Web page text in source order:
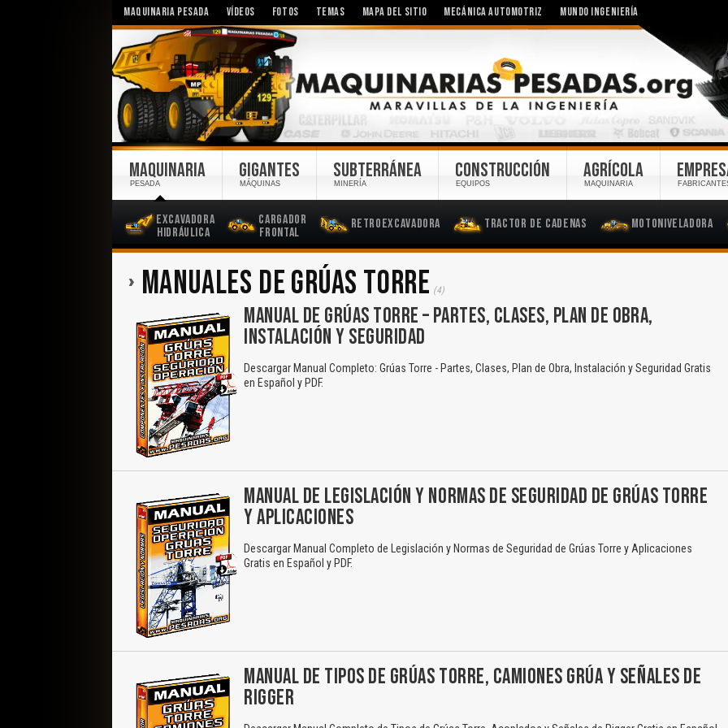
MAQUINARIA PESADA VÍDEOS FOTOS TEMAS MAPA DEL SITIO MECÁNICA AUTOMOTRIZ MUNDO INGENIERÍA
MAQUINARIA
PESADA
Excavadora
Hidráulica
Cargador
Frontal
Retroexcavadora Tractor de Cadenas Motoniveladora
GIGANTES
MÁQUINAS
SUBTERRÁNEA
MINERÍA
CONSTRUCCIÓN
EQUIPOS
AGRÍCOLA
MAQUINARIA
MANUALES DE GRÚAS TORRE (4)
MANUAL DE GRÚAS TORRE – PARTES, CLASES, PLAN DE OBRA,
INSTALACIÓN Y SEGURIDAD
Descargar Manual Completo: Grúas Torre - Partes, Clases, Plan de Obra, Instalación y Seguridad Gratis
en Español y PDF.
MANUAL DE LEGISLACIÓN Y NORMAS DE SEGURIDAD DE GRÚAS TORRE
Y APLICACIONES
Descargar Manual Completo de Legislación y Normas de Seguridad de Grúas Torre y Aplicaciones
Gratis en Español y PDF.
MANUAL DE TIPOS DE GRÚAS TORRE, CAMIONES GRÚA Y SEÑALES DE
RIGGER